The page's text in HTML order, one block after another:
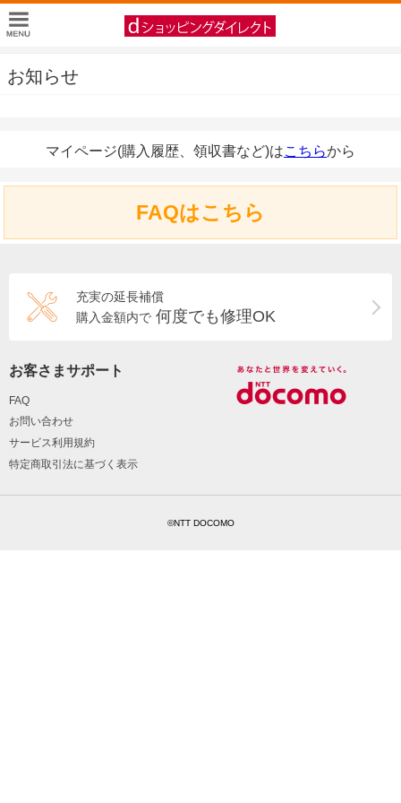
お知らせ
マイページ(購入履歴、領収書など)はこちらから
FAQはこちら
充実の延長補償
購入金額内で 何度でも修理OK
お客さまサポート
FAQ
お問い合わせ
サービス利用規約
特定商取引法に基づく表示
©NTT DOCOMO